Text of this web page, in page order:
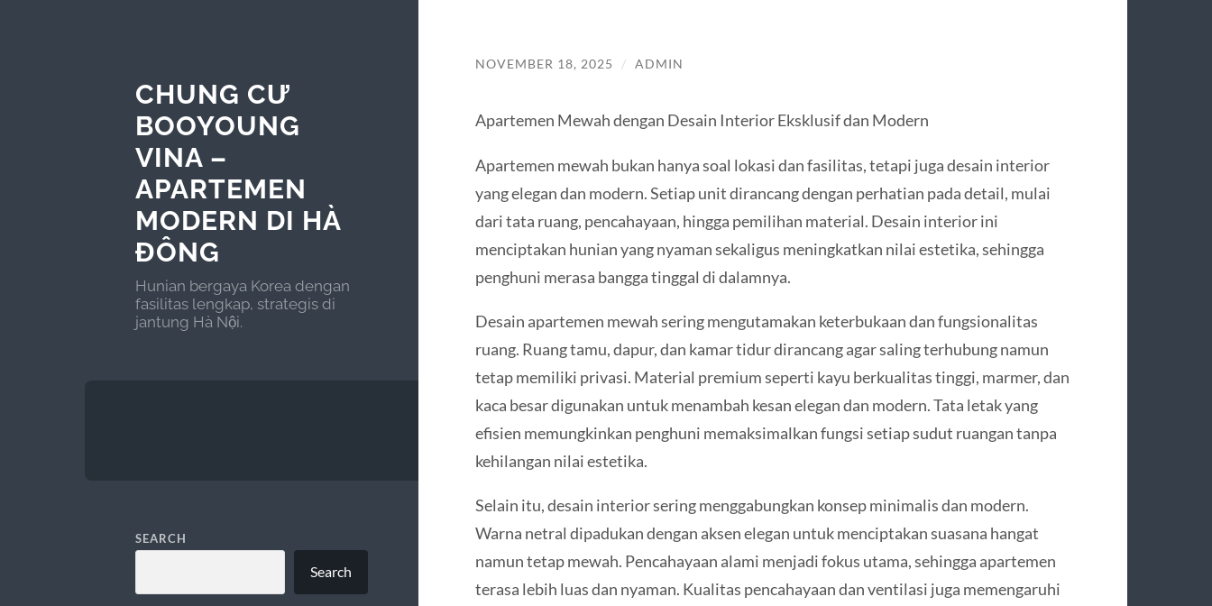
CHUNG CƯ
BOOYOUNG
VINA –
APARTEMEN
MODERN DI HÀ
ĐÔNG
Hunian bergaya Korea dengan
fasilitas lengkap, strategis di
jantung Hà Nội.
SEARCH
Search
NOVEMBER 18, 2025 / ADMIN
Apartemen Mewah dengan Desain Interior Eksklusif dan Modern
Apartemen mewah bukan hanya soal lokasi dan fasilitas, tetapi juga desain interior
yang elegan dan modern. Setiap unit dirancang dengan perhatian pada detail, mulai
dari tata ruang, pencahayaan, hingga pemilihan material. Desain interior ini
menciptakan hunian yang nyaman sekaligus meningkatkan nilai estetika, sehingga
penghuni merasa bangga tinggal di dalamnya.
Desain apartemen mewah sering mengutamakan keterbukaan dan fungsionalitas
ruang. Ruang tamu, dapur, dan kamar tidur dirancang agar saling terhubung namun
tetap memiliki privasi. Material premium seperti kayu berkualitas tinggi, marmer, dan
kaca besar digunakan untuk menambah kesan elegan dan modern. Tata letak yang
efisien memungkinkan penghuni memaksimalkan fungsi setiap sudut ruangan tanpa
kehilangan nilai estetika.
Selain itu, desain interior sering menggabungkan konsep minimalis dan modern.
Warna netral dipadukan dengan aksen elegan untuk menciptakan suasana hangat
namun tetap mewah. Pencahayaan alami menjadi fokus utama, sehingga apartemen
terasa lebih luas dan nyaman. Kualitas pencahayaan dan ventilasi juga memengaruhi